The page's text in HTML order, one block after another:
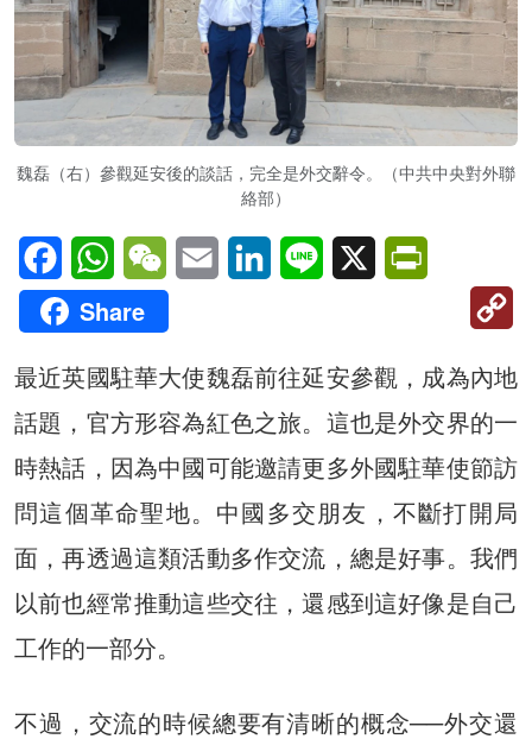
魏磊（右）參觀延安後的談話，完全是外交辭令。（中共中央對外聯
絡部）
FacebookWhatsAppWeChatEmail LinkedInLine X
Share
最近英國駐華大使魏磊前往延安參觀，成為內地
話題，官方形容為紅色之旅。這也是外交界的一
時熱話，因為中國可能邀請更多外國駐華使節訪
問這個革命聖地。中國多交朋友，不斷打開局
面，再透過這類活動多作交流，總是好事。我們
以前也經常推動這些交往，還感到這好像是自己
工作的一部分。
不過，交流的時候總要有清晰的概念──外交還